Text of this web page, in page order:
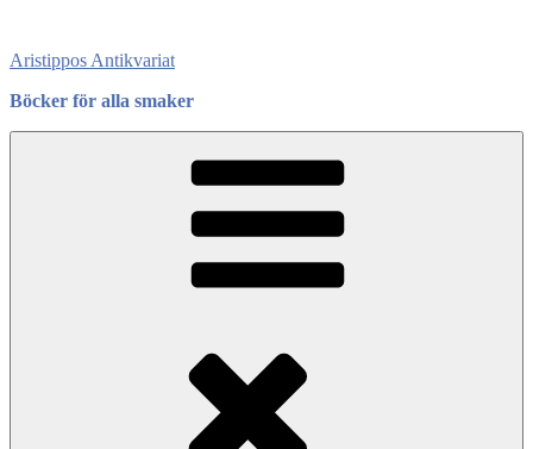
content
Aristippos Antikvariat
Böcker för alla smaker